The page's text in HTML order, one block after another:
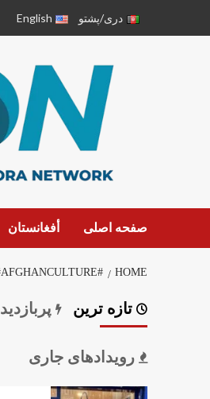
دری/پشتو English
صفحه اصلی أفغانستان
HOME
#AFGHANIDENTITY #AFGHANCULTURE
تازه ترین پربازدید
رویدادهای جاری